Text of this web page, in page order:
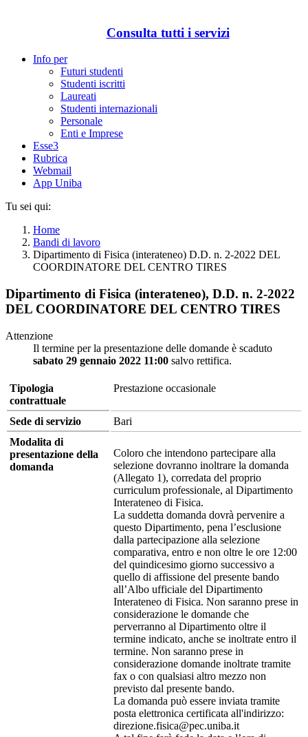
Consulta tutti i servizi
Info per
Futuri studenti
Studenti iscritti
Laureati
Studenti internazionali
Personale
Enti e Imprese
Esse3
Rubrica
Webmail
App Uniba
Tu sei qui:
Home
Bandi di lavoro
Dipartimento di Fisica (interateneo) D.D. n. 2-2022 DEL
COORDINATORE DEL CENTRO TIRES
Dipartimento di Fisica (interateneo), D.D. n. 2-2022
DEL COORDINATORE DEL CENTRO TIRES
Attenzione
Il termine per la presentazione delle domande è scaduto
sabato 29 gennaio 2022 11:00 salvo rettifica.
Tipologia
contrattuale
Prestazione occasionale
Sede di servizio
Bari
Modalita di
presentazione della
domanda
Coloro che intendono partecipare alla
selezione dovranno inoltrare la domanda
(Allegato 1), corredata del proprio
curriculum professionale, al Dipartimento
Interateneo di Fisica.
La suddetta domanda dovrà pervenire a
questo Dipartimento, pena l’esclusione
dalla partecipazione alla selezione
comparativa, entro e non oltre le ore 12:00
del quindicesimo giorno successivo a
quello di affissione del presente bando
all’Albo ufficiale del Dipartimento
Interateneo di Fisica. Non saranno prese in
considerazione le domande che
perverranno al Dipartimento oltre il
termine indicato, anche se inoltrate entro il
termine. Non saranno prese in
considerazione domande inoltrate tramite
fax o con qualsiasi altro mezzo non
previsto dal presente bando.
La domanda può essere inviata tramite
posta elettronica certificata all'indirizzo:
direzione.fisica@pec.uniba.it